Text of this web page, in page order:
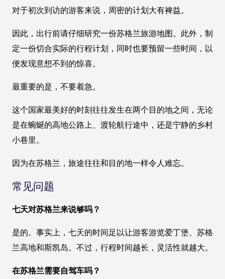
对于初次到访的游客来说，周密的计划大有裨益。
因此，出行前请仔细研究一份苏格兰旅游地图。此外，制
定一份切合实际的行程计划，同时也要预留一些时间，以
便发现意想不到的惊喜。
最重要的是，不要着急。
这个国家最美好的时刻往往发生在两个目的地之间，无论
是在蜿蜒的高地公路上、渡轮航行途中，还是宁静的乡村
小巷里。
因为在苏格兰，旅途往往和目的地一样令人难忘。
常见问题
七天对苏格兰来说够吗？
是的。事实上，七天的时间足以让游客游览爱丁堡、苏格
兰高地和斯凯岛。不过，行程时间越长，灵活性就越大。
在苏格兰需要自驾车吗？